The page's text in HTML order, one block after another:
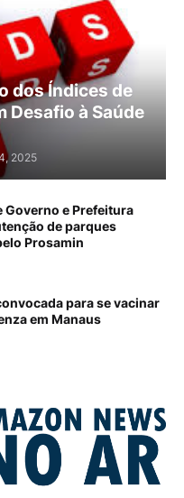
dos Índices de
Desafio à Saúde
2025
Governo e Prefeitura
de parques
Prosamin
para se vacinar
em Manaus